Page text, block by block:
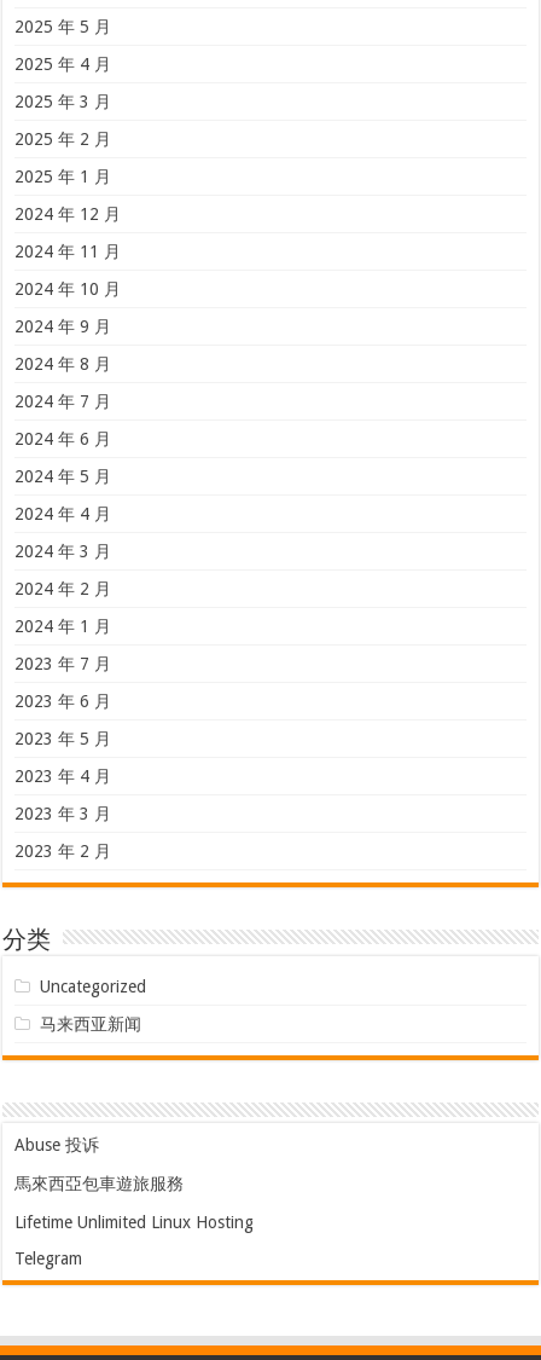
2025 年 5 月
2025 年 4 月
2025 年 3 月
2025 年 2 月
2025 年 1 月
2024 年 12 月
2024 年 11 月
2024 年 10 月
2024 年 9 月
2024 年 8 月
2024 年 7 月
2024 年 6 月
2024 年 5 月
2024 年 4 月
2024 年 3 月
2024 年 2 月
2024 年 1 月
2023 年 7 月
2023 年 6 月
2023 年 5 月
2023 年 4 月
2023 年 3 月
2023 年 2 月
分类
Uncategorized
马来西亚新闻
Abuse 投诉
馬來西亞包車遊旅服務
Lifetime Unlimited Linux Hosting
Telegram